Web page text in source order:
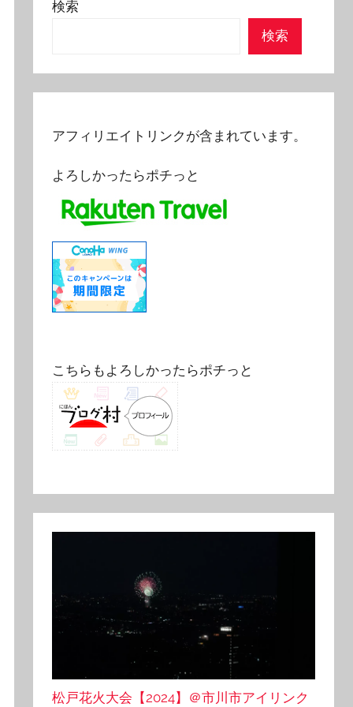
検索
検索
アフィリエイトリンクが含まれています。
よろしかったらポチっと
こちらもよろしかったらポチっと
松戸花火大会【2024】＠市川市アイリンク